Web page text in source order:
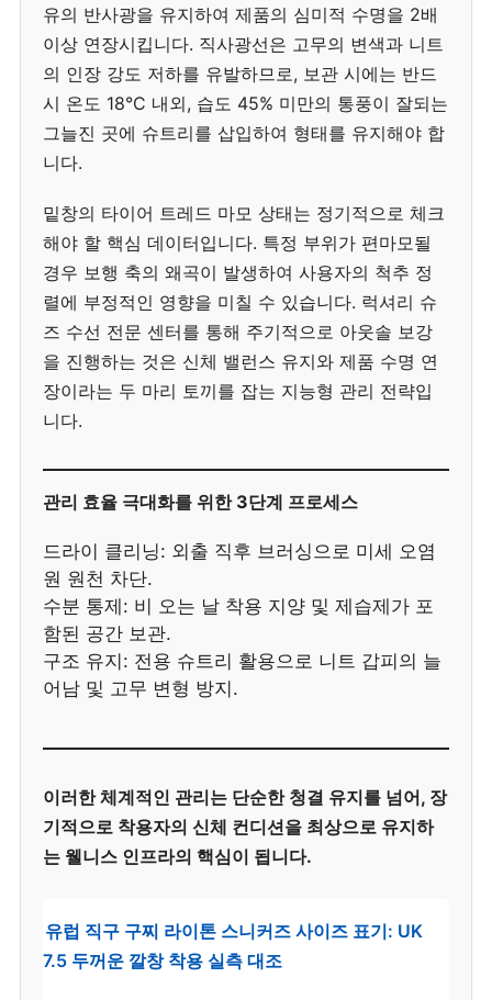
유의 반사광을 유지하여 제품의 심미적 수명을 2배
이상 연장시킵니다. 직사광선은 고무의 변색과 니트
의 인장 강도 저하를 유발하므로, 보관 시에는 반드
시 온도 18°C 내외, 습도 45% 미만의 통풍이 잘되는
그늘진 곳에 슈트리를 삽입하여 형태를 유지해야 합
니다.
밑창의 타이어 트레드 마모 상태는 정기적으로 체크
해야 할 핵심 데이터입니다. 특정 부위가 편마모될
경우 보행 축의 왜곡이 발생하여 사용자의 척추 정
렬에 부정적인 영향을 미칠 수 있습니다. 럭셔리 슈
즈 수선 전문 센터를 통해 주기적으로 아웃솔 보강
을 진행하는 것은 신체 밸런스 유지와 제품 수명 연
장이라는 두 마리 토끼를 잡는 지능형 관리 전략입
니다.
관리 효율 극대화를 위한 3단계 프로세스
드라이 클리닝: 외출 직후 브러싱으로 미세 오염
원 원천 차단.
수분 통제: 비 오는 날 착용 지양 및 제습제가 포
함된 공간 보관.
구조 유지: 전용 슈트리 활용으로 니트 갑피의 늘
어남 및 고무 변형 방지.
이러한 체계적인 관리는 단순한 청결 유지를 넘어, 장
기적으로 착용자의 신체 컨디션을 최상으로 유지하
는 웰니스 인프라의 핵심이 됩니다.
유럽 직구 구찌 라이톤 스니커즈 사이즈 표기: UK
7.5 두꺼운 깔창 착용 실측 대조